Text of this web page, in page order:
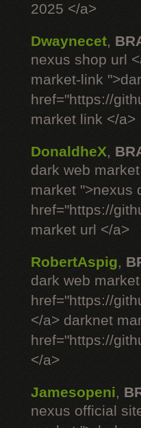
2025 </a>
Dwaynecet,
nexus shop url
market-link
href="https://
market link </a>
DonaldheX,
dark web
market ">nexus
href="https://
market url </a>
RobertAspig,
dark web
href="https://
</a> darknet
href="https://
</a>
Jamesopeni,
nexus official